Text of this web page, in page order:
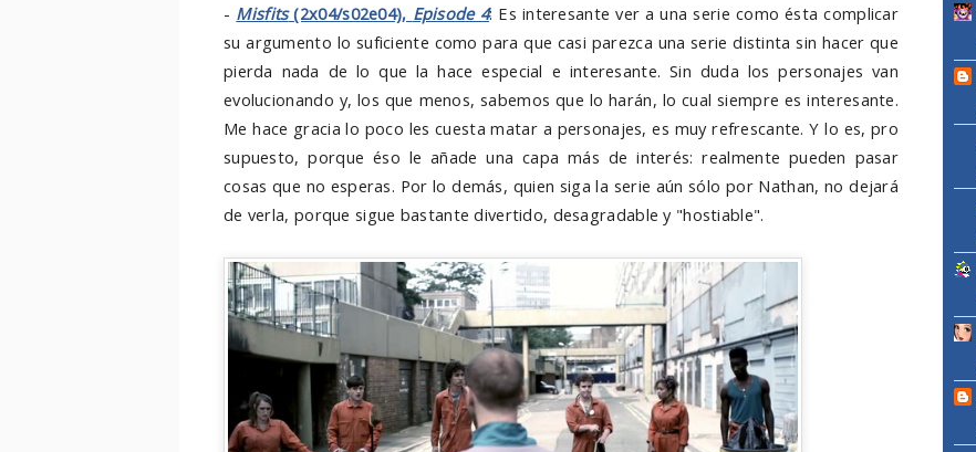
- Misfits(2x04/s02e04), Episode 4: Es interesante ver a una serie como ésta complicar
su argumento lo suficiente como para que casi parezca una serie distinta sin hacer que
pierda nada de lo que la hace especial e interesante. Sin duda los personajes van
evolucionando y, los que menos, sabemos que lo harán, lo cual siempre es interesante.
Me hace gracia lo poco les cuesta matar a personajes, es muy refrescante. Y lo es, pro
supuesto, porque éso le añade una capa más de interés: realmente pueden pasar
cosas que no esperas. Por lo demás, quien siga la serie aún sólo por Nathan, no dejará
de verla, porque sigue bastante divertido, desagradable y "hostiable".